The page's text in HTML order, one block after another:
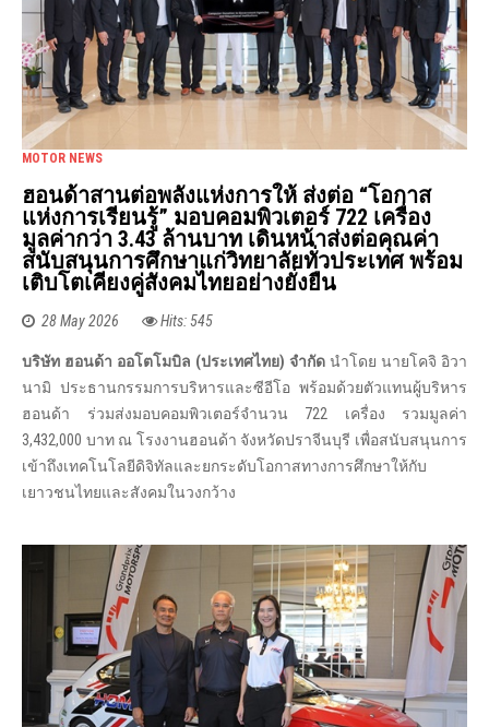
MOTOR NEWS
ฮอนด้าสานต่อพลังแห่งการให้ ส่งต่อ “โอกาส
แห่งการเรียนรู้” มอบคอมพิวเตอร์ 722 เครื่อง
มูลค่ากว่า 3.43 ล้านบาท เดินหน้าส่งต่อคุณค่า
สนับสนุนการศึกษาแก่วิทยาลัยทั่วประเทศ พร้อม
เติบโตเคียงคู่สังคมไทยอย่างยั่งยืน
28 May 2026 Hits: 545
บริษัท ฮอนด้า ออโตโมบิล (ประเทศไทย) จำกัด นำโดย นายโคจิ อิวา
นามิ ประธานกรรมการบริหารและซีอีโอ พร้อมด้วยตัวแทนผู้บริหาร
ฮอนด้า ร่วมส่งมอบคอมพิวเตอร์จำนวน 722 เครื่อง รวมมูลค่า
3,432,000 บาท ณ โรงงานฮอนด้า จังหวัดปราจีนบุรี เพื่อสนับสนุนการ
เข้าถึงเทคโนโลยีดิจิทัลและยกระดับโอกาสทางการศึกษาให้กับ
เยาวชนไทยและสังคมในวงกว้าง